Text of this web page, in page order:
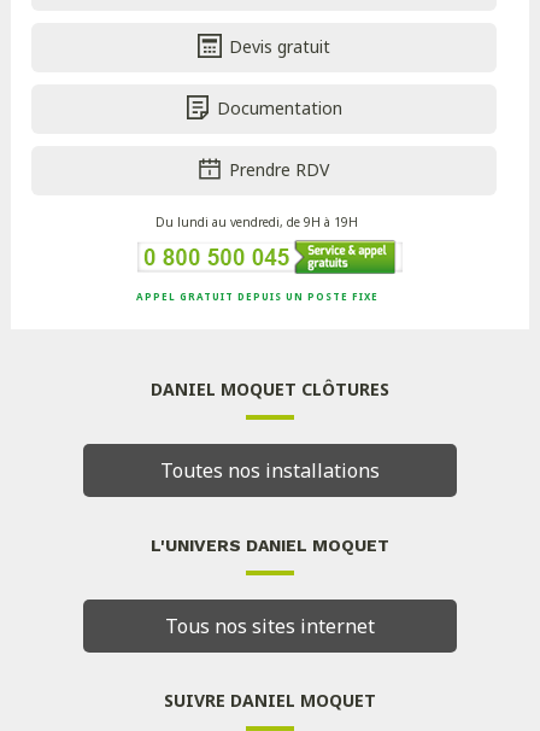
Devis gratuit
Documentation
Prendre RDV
Du lundi au vendredi, de 9H à 19H
APPEL GRATUIT DEPUIS UN POSTE FIXE
DANIEL MOQUET CLÔTURES
Toutes nos installations
L'UNIVERS DANIEL MOQUET
Tous nos sites internet
SUIVRE DANIEL MOQUET